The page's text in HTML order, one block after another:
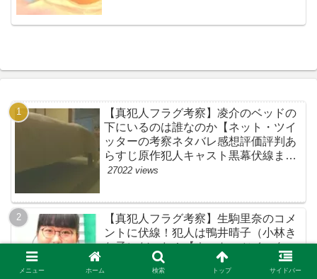
【真犯人フラグ考察】凌介のベッドの
下にいるのは誰なのか【ネット・ツイ
ッターの考察ネタバレ感想評価評判あ
らすじ原作犯人キャスト黒幕伏線まと
め】
27022 views
【真犯人フラグ考察】生駒里奈のコメ
ントに伏線！犯人は鴨井晴子（小林き
な子）だった！【ネット・ツイッター
の考察ネタバレ感想評価評判あらすじ
原作犯人キャスト黒幕伏線まとめ・鴨
20163 views
メニュー ホーム 検索 トップ サイドバー